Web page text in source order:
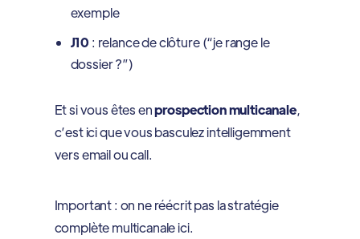
exemple
J10 : relance de clôture (“je range le
dossier ?”)
Et si vous êtes enprospection multicanale,
c’est ici que vous basculez intelligemment
vers email ou call.
Important : on ne réécrit pas la stratégie
complète multicanale ici.